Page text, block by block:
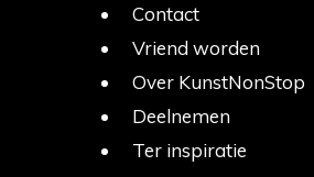
Contact
Vriend worden
Over KunstNonStop
Deelnemen
Ter inspiratie